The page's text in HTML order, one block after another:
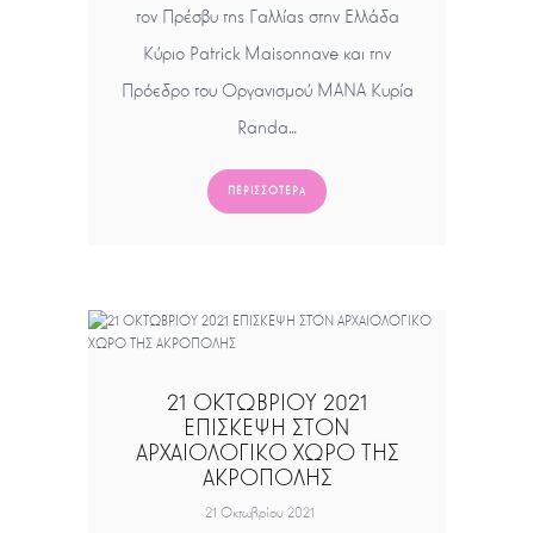
τον Πρέσβυ της Γαλλίας στην Ελλάδα
Κύριο Patrick Maisonnave και την
Πρόεδρο του Οργανισμού ΜΑΝΑ Κυρία
Randa…
ΠΕΡΙΣΣΌΤΕΡΑ
21 ΟΚΤΩΒΡΙΟΥ 2021
ΕΠΙΣΚΕΨΗ ΣΤΟΝ
ΑΡΧΑΙΟΛΟΓΙΚΟ ΧΩΡΟ ΤΗΣ
ΑΚΡΟΠΟΛΗΣ
21 Οκτωβρίου 2021